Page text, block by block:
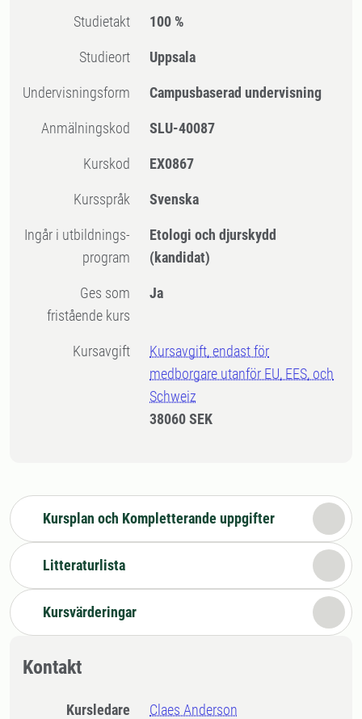
Studietakt 100 %
Studieort Uppsala
Undervisningsform Campusbaserad undervisning
Anmälningskod SLU-40087
Kurskod EX0867
Kursspråk Svenska
Ingår i utbildnings-
program
Etologi och djurskydd
(kandidat)
Ges som
fristående kurs
Ja
Kursavgift
Kursavgift, endast för
medborgare utanför EU, EES, och
Schweiz
38060 SEK
Kursplan och Kompletterande uppgifter
Litteraturlista
Kursvärderingar
Kontakt
Kursledare
Claes Anderson